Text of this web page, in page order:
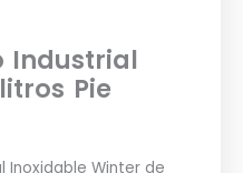
Industrial
Pie
Inoxidable Winter de